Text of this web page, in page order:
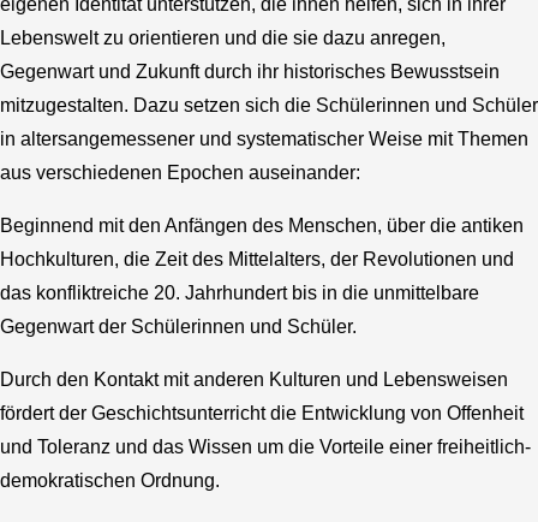
eigenen Identität unterstützen, die ihnen helfen, sich in ihrer
Lebenswelt zu orientieren und die sie dazu anregen,
Gegenwart und Zukunft durch ihr historisches Bewusstsein
mitzugestalten. Dazu setzen sich die Schülerinnen und Schüler
in altersangemessener und systematischer Weise mit Themen
aus verschiedenen Epochen auseinander:
Beginnend mit den Anfängen des Menschen, über die antiken
Hochkulturen, die Zeit des Mittelalters, der Revolutionen und
das konfliktreiche 20. Jahrhundert bis in die unmittelbare
Gegenwart der Schülerinnen und Schüler.
Durch den Kontakt mit anderen Kulturen und Lebensweisen
fördert der Geschichtsunterricht die Entwicklung von Offenheit
und Toleranz und das Wissen um die Vorteile einer freiheitlich-
demokratischen Ordnung.